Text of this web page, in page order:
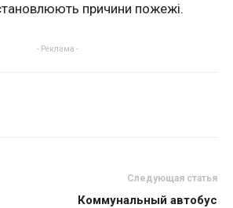
причини пожежі.
- Реклама -
Следующая статья
Коммунальный автобус